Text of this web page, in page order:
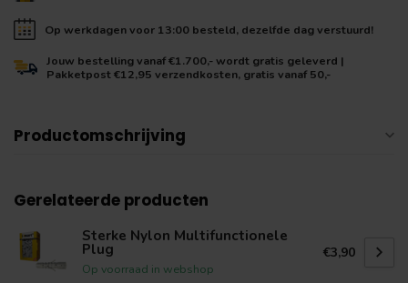
Op werkdagen voor 13:00 besteld, dezelfde dag verstuurd!
Jouw bestelling vanaf €1.700,- wordt gratis geleverd |
Pakketpost €12,95 verzendkosten, gratis vanaf 50,-
Productomschrijving
Gerelateerde producten
Sterke Nylon Multifunctionele
Plug
Op voorraad in webshop
€3,90